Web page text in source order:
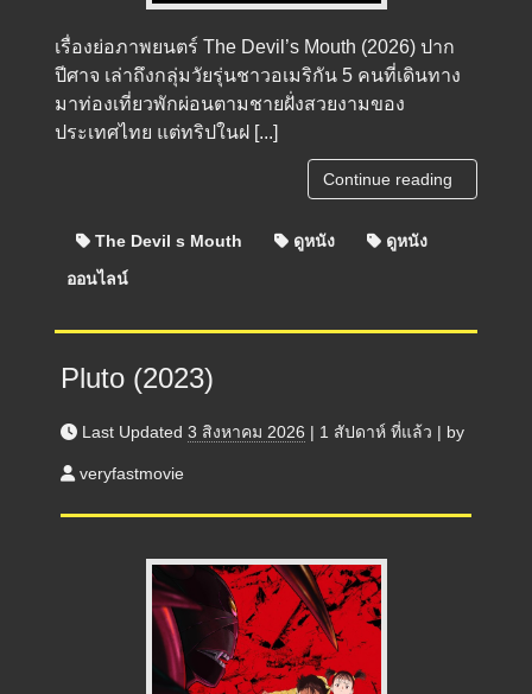
เรื่องย่อภาพยนตร์ The Devil’s Mouth (2026) ปาก
ปีศาจ เล่าถึงกลุ่มวัยรุ่นชาวอเมริกัน 5 คนที่เดินทาง
มาท่องเที่ยวพักผ่อนตามชายฝั่งสวยงามของ
ประเทศไทย แต่ทริปในฝ [...]
Continue reading
The Devil s Mouth ดูหนัง
ดูหนัง
ออนไลน์
Pluto (2023)
Last Updated 3 สิงหาคม 2026 | 1 สัปดาห์ ที่แล้ว | by
veryfastmovie